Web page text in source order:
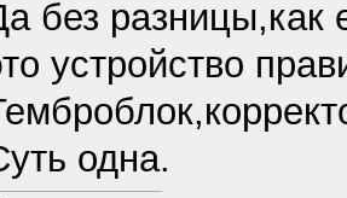
без разницы,как
устройство
одна.